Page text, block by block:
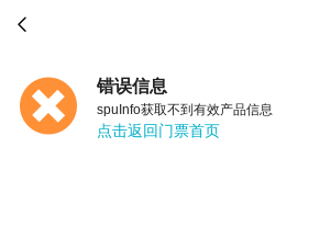

错误信息
spuInfo获取不到有效产品信息
点击返回门票首页